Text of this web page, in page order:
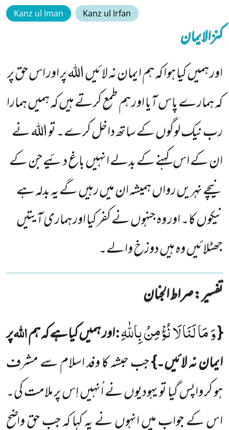
Kanz ul Iman Kanz ul Irfan
کنزالایمان
اور ہمیں کیا ہوا کہ ہم ایمان نہ لائیں اللہ پر اور اس حق پر
کہ ہمارے پاس آیا اور ہم طمع کرتے ہیں کہ ہمیں ہمارا
رب نیک لوگوں کے ساتھ داخل کرے۔ تو اللہ نے
ان کے اس کہنے کے بدلے انہیں باغ دئیے جن کے
نیچے نہریں رواں ہمیشہ ان میں رہیں گے یہ بدلہ ہے
نیکوں کا۔ اور وہ جنہوں نے کفر کیا اور ہماری آیتیں
جھٹلائیں وہ ہیں دوزخ والے۔
تفسیر : ‎صراط الجنان
{وَ مَا لَنَا لَا نُؤْمِنُ بِاللّٰهِ:اور ہمیں کیاہے کہ ہماللہپر
ایمان نہ لائیں۔}جب حبشہ کا وفد اسلام سے مشرف
ہو کر واپس گیا تو یہودیوں نے اُنہیں اِس پر ملامت کی۔
اس کے جواب میں انہوں نے یہ کہا کہ جب حق واضح